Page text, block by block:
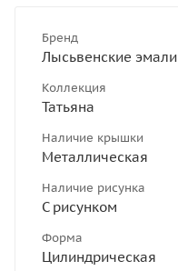
Бренд
Лысьвенские эмали
Коллекция
Татьяна
Наличие крышки
Металлическая
Наличие рисунка
С рисунком
Форма
Цилиндрическая